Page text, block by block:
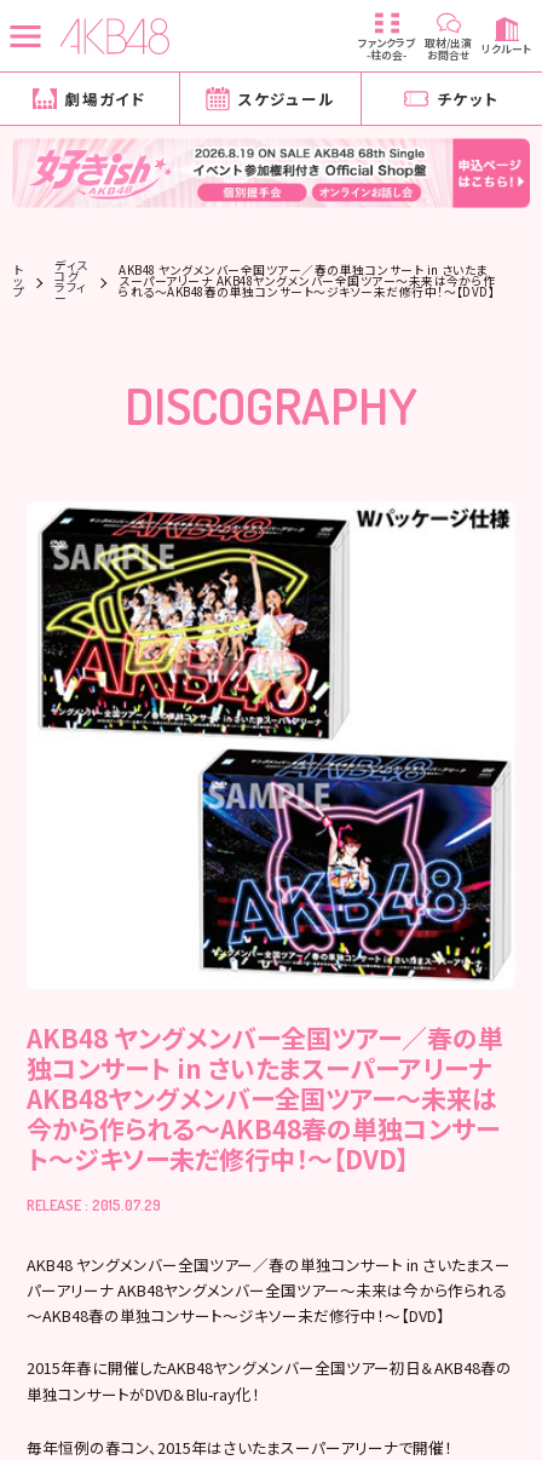
ファンクラブ
-柱の会-
取材/出演
お問合せ リクルート
劇場ガイド スケジュール チケット
ト
ッ
プ
ディス
コグ
ラフィ
ー
AKB48 ヤングメンバー全国ツアー／春の単独コンサート in さいたま
スーパーアリーナ AKB48ヤングメンバー全国ツアー～未来は今から作
られる～AKB48春の単独コンサート～ジキソー未だ修行中！～【DVD】
DISCOGRAPHY
AKB48 ヤングメンバー全国ツアー／春の単
独コンサート in さいたまスーパーアリーナ
AKB48ヤングメンバー全国ツアー～未来は
今から作られる～AKB48春の単独コンサー
ト～ジキソー未だ修行中！～【DVD】
RELEASE : 2015.07.29
AKB48 ヤングメンバー全国ツアー／春の単独コンサート in さいたまスー
パーアリーナ AKB48ヤングメンバー全国ツアー～未来は今から作られる
～AKB48春の単独コンサート～ジキソー未だ修行中！～【DVD】
2015年春に開催したAKB48ヤングメンバー全国ツアー初日＆AKB48春の
単独コンサートがDVD＆Blu-ray化！
毎年恒例の春コン、2015年はさいたまスーパーアリーナで開催！